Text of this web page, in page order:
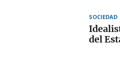
SOCIEDAD
del